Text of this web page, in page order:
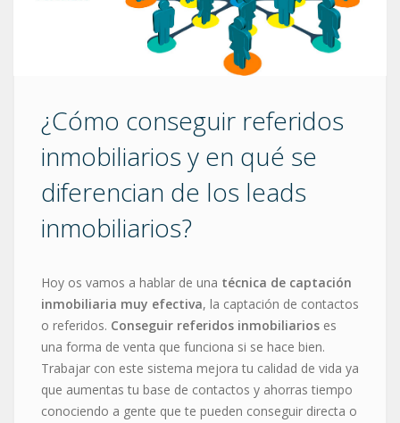
¿Cómo conseguir referidos
inmobiliarios y en qué se
diferencian de los leads
inmobiliarios?
Hoy os vamos a hablar de una técnica de captación
inmobiliaria muy efectiva, la captación de contactos
o referidos. Conseguir referidos inmobiliarios es
una forma de venta que funciona si se hace bien.
Trabajar con este sistema mejora tu calidad de vida ya
que aumentas tu base de contactos y ahorras tiempo
conociendo a gente que te pueden conseguir directa o